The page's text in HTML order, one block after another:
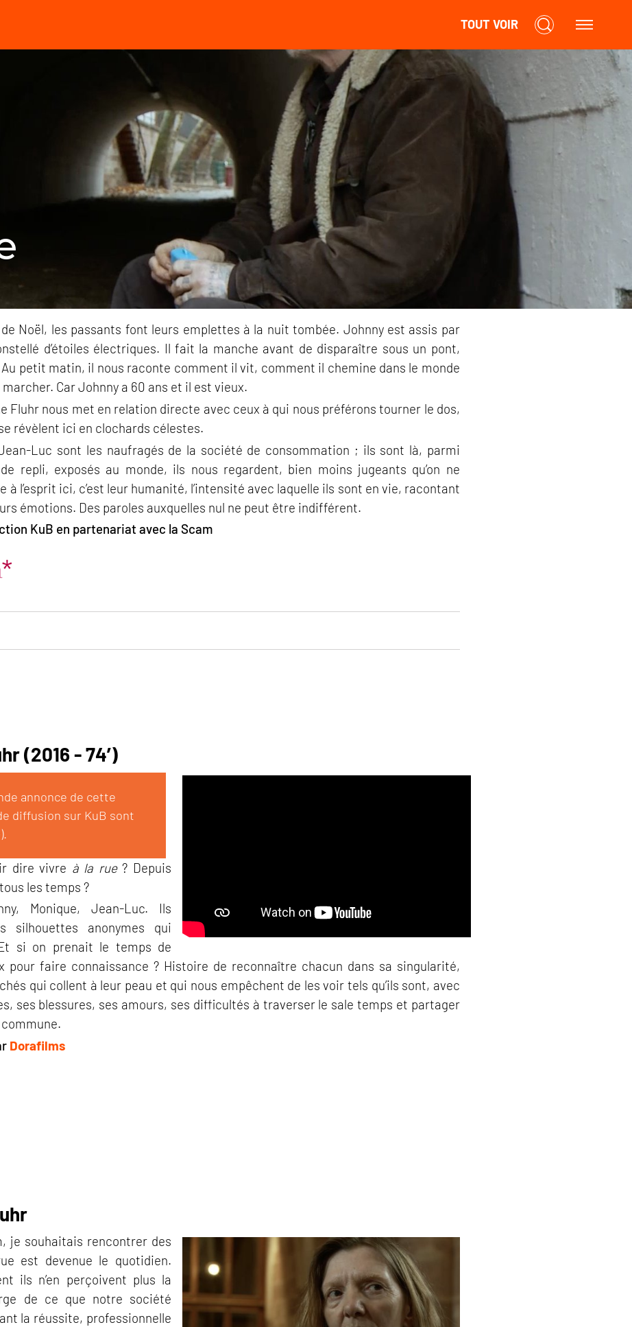
TOUT VOIR
Noël, les passants font leurs emplettes à la nuit tombée. Johnny est assis par
d’étoiles électriques. Il fait la manche avant de disparaître sous un pont,
petit matin, il nous raconte comment il vit, comment il chemine dans le monde
Car Johnny a 60 ans et il est vieux.
Fluhr nous met en relation directe avec ceux à qui nous préférons tourner le dos,
révèlent ici en clochards célestes.
Luc sont les naufragés de la société de consommation ; ils sont là, parmi
repli, exposés au monde, ils nous regardent, bien moins jugeants qu’on ne
à l’esprit ici, c’est leur humanité, l’intensité avec laquelle ils sont en vie, racontant
émotions. Des paroles auxquelles nul ne peut être indifférent.
KuB en partenariat avec la Scam
(2016 - 74’)
annonce de cette
diffusion sur KuB sont
dire vivre à la rue? Depuis
les temps ?
Monique, Jean-Luc. Ils
silhouettes anonymes qui
si on prenait le temps de
pour faire connaissance ? Histoire de reconnaître chacun dans sa singularité,
qui collent à leur peau et qui nous empêchent de les voir tels qu’ils sont, avec
ses blessures, ses amours, ses difficultés à traverser le sale temps et partager
Dorafilms
je souhaitais rencontrer des
est devenue le quotidien.
ils n’en perçoivent plus la
de ce que notre société
la réussite, professionnelle